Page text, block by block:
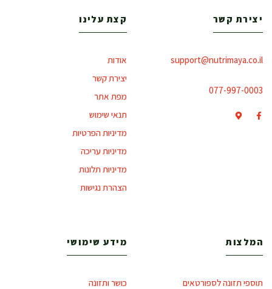
יצירת קשר
support@nutrimaya.co.il
077-997-0003
קצת עלינו
אודות
יצירת קשר
מפת אתר
תנאי שימוש
מדיניות הפרטיות
מדיניות עריכה
מדיניות תלונות
הצהרת נגישות
המלצות
תוספי תזונה לספורטאים
מידע שימושי
כושר ותזונה